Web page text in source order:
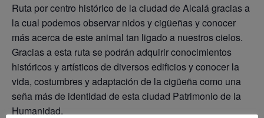
Ruta por centro histórico de la ciudad de Alcalá gracias a
la cual podemos observar nidos y cigüeñas y conocer
más acerca de este animal tan ligado a nuestros cielos.
Gracias a esta ruta se podrán adquirir conocimientos
históricos y artísticos de diversos edificios y conocer la
vida, costumbres y adaptación de la cigüeña como una
seña más de identidad de esta ciudad Patrimonio de la
Humanidad.